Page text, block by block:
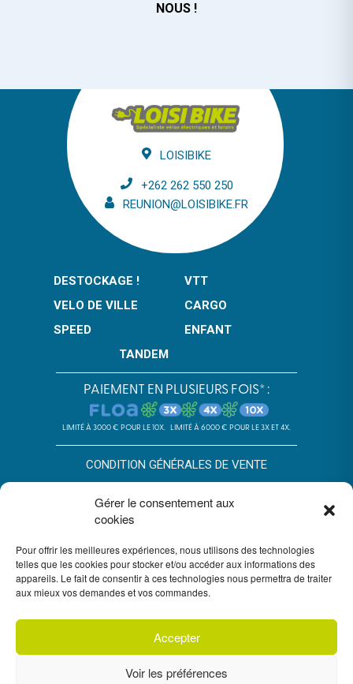
Gérer le consentement aux
cookies
Pour offrir les meilleures expériences, nous utilisons des technologies
telles que les cookies pour stocker et/ou accéder aux informations des
appareils. Le fait de consentir à ces technologies nous permettra de traiter
aux mieux vos demandes et vos commandes.
Accepter
Voir les préférences
NOUS !
LOISIBIKE
+262 262 550 250
REUNION@LOISIBIKE.FR
DESTOCKAGE !
VTT
VELO DE VILLE
CARGO
SPEED
ENFANT
TANDEM
PAIEMENT EN PLUSIEURS FOIS* :
LIMITÉ À 3000 € POUR LE 10X. LIMITÉ À 6000 € POUR LE 3X ET 4X.
CONDITION GÉNÉRALES DE VENTE
*SOUS RÉSERVE D’ACCEPTATION DU DOSSIER PAR FLOA. SA AU
IMMEUBLE G7, 71 RUE LUCIEN FAURE 33300 BORDEAUX,
CONTRÔLE DE L’AUTORITÉ DE CONTRÔLE PRUDENTIEL ET DE
RÉSOLUTION, 4 PLACE DE BUDAPEST CS 92459, 75436 PARIS.
VOUS DISPOSEZ DU DÉLAI LÉGAL DE RÉTRACTATION. VOIR